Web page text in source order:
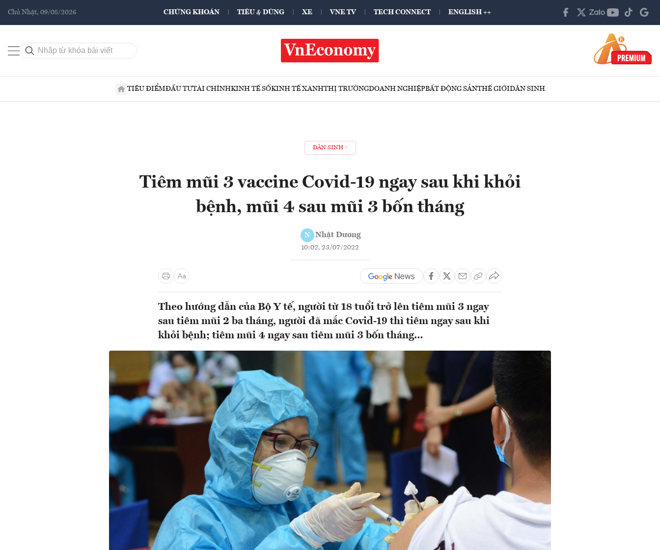
Chủ Nhật, 09/08/2026 CHỨNG KHOÁN TIÊU & DÙNG XE VNE TV TECH CONNECT ENGLISH ++
TIÊU ĐIỂMĐẦU TƯTÀI CHÍNHKINH TẾ SỐKINH TẾ XANHTHỊ TRƯỜNGDOANH NGHIỆPBẤT ĐỘNG SẢNTHẾ GIỚIDÂN SINH
DÂN SINH
Tiêm mũi 3 vaccine Covid-19 ngay sau khi khỏi
bệnh, mũi 4 sau mũi 3 bốn tháng
N Nhật Dương
10:02, 23/07/2022
Theo hướng dẫn của Bộ Y tế, người từ 18 tuổi trở lên tiêm mũi 3 ngay
sau tiêm mũi 2 ba tháng, người đã mắc Covid-19 thì tiêm ngay sau khi
khỏi bệnh; tiêm mũi 4 ngay sau tiêm mũi 3 bốn tháng…